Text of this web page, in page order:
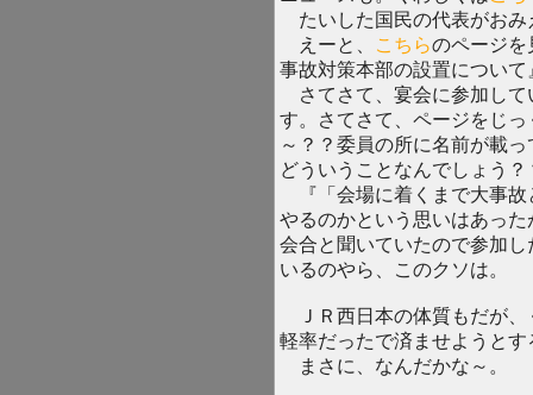
たいした国民の代表がおみ
えーと、
こちらのページ
事故対策本部の設置につい
さてさて、宴会に参加して
す。さてさて、ページをじ
～？？委員の所に名前が載
どういうことなんでしょう？
『「会場に着くまで大事故
やるのかという思いはあっ
会合と聞いていたので参加
いるのやら、このクソは。
ＪＲ西日本の体質もだが、
軽率だったで済ませようとす
まさに、なんだかな～。